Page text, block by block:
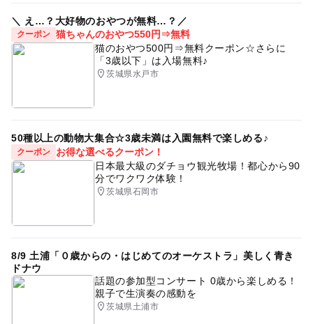
節約おでかけ 古都めぐり 0円お出かけ
無料で遊べる シルバーウィーク2026
＼ え…？大好物のおやつが無料…？／
クーポン 猫ちゃんのおやつ550円⇒無料
猫のおやつ500円⇒無料クーポン☆さらに
「3歳以下」は入場無料♪
茨城県水戸市
50種以上の動物大集合☆3歳未満は入園無料で楽しめる♪
クーポン
お得な選べるクーポン！
日本最大級のダチョウ観光牧場！都心から90
分でワクワク体験！
茨城県石岡市
8/9 土浦「０歳からの・はじめてのオーケストラ」美しく青き
ドナウ
話題の参加型コンサート 0歳から楽しめる！
親子で生演奏の感動を
茨城県土浦市